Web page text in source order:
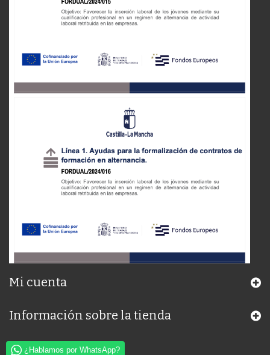
¿Hablamos por WhatsApp?
Mi cuenta
Información sobre la tienda